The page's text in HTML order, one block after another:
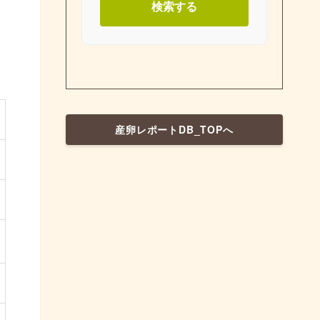
検索する
産卵レポートDB_TOPへ